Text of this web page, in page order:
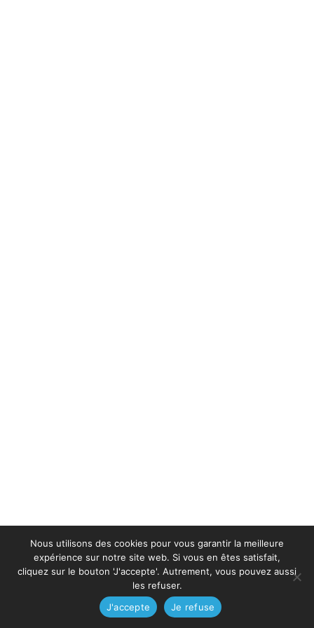
Nous utilisons des cookies pour vous garantir la meilleure
expérience sur notre site web. Si vous en êtes satisfait,
cliquez sur le bouton 'J'accepte'. Autrement, vous pouvez aussi
les refuser.
J'accepte
Je refuse